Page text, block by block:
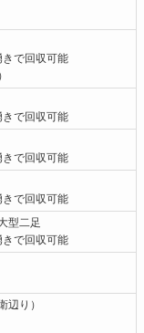
で回収可能
で回収可能
で回収可能
で回収可能
型二足
で回収可能
辺り）